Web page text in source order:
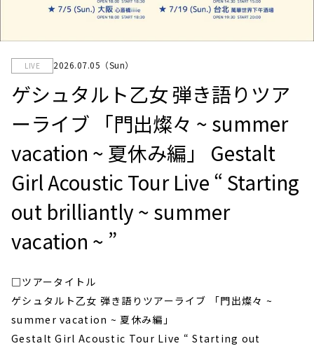
LIVE 2026.07.05（Sun）
ゲシュタルト乙女 弾き語りツア
ーライブ 「門出燦々 ~ summer
vacation ~ 夏休み編」 Gestalt
Girl Acoustic Tour Live “ Starting
out brilliantly ~ summer
vacation ~ ”
□ツアータイトル
ゲシュタルト乙女 弾き語りツアーライブ 「門出燦々 ~
summer vacation ~ 夏休み編」
Gestalt Girl Acoustic Tour Live “ Starting out